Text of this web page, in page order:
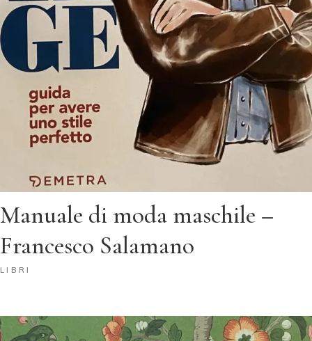
Manuale di moda maschile –
Francesco Salamano
LIBRI